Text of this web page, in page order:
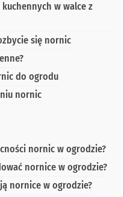
w walce z
się nornic
do ogrodu
nornic
nornic w ogrodzie?
nornice w ogrodzie?
nornice w ogrodzie?